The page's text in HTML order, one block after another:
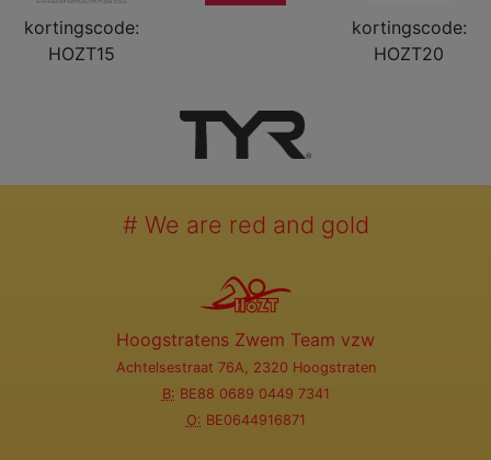
kortingscode:
HOZT15
kortingscode:
HOZT20
# We are red and gold
Hoogstratens Zwem Team vzw
Achtelsestraat 76A, 2320 Hoogstraten
B: BE88 0689 0449 7341
O: BE0644916871